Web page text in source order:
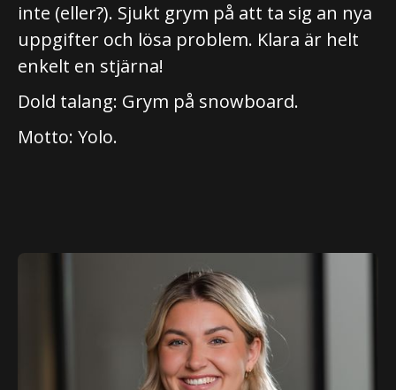
inte (eller?). Sjukt grym på att ta sig an nya
uppgifter och lösa problem. Klara är helt
enkelt en stjärna!
Dold talang: Grym på snowboard.
Motto: Yolo.